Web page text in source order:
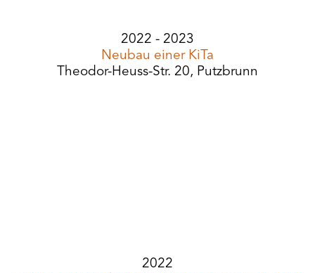
2022 - 2023
Neubau einer KiTa
Theodor-Heuss-Str. 20, Putzbrunn
2022